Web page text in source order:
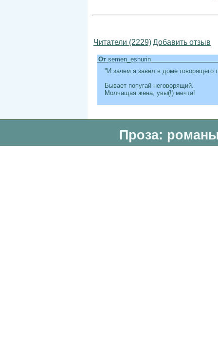
Читатели (2229)Добавить отзыв
От semen_eshurin
"И зачем я завёл в доме говорящего
Бывает попугай неговорящий.
Молчащая жена, увы(!) мечта!
Проза: